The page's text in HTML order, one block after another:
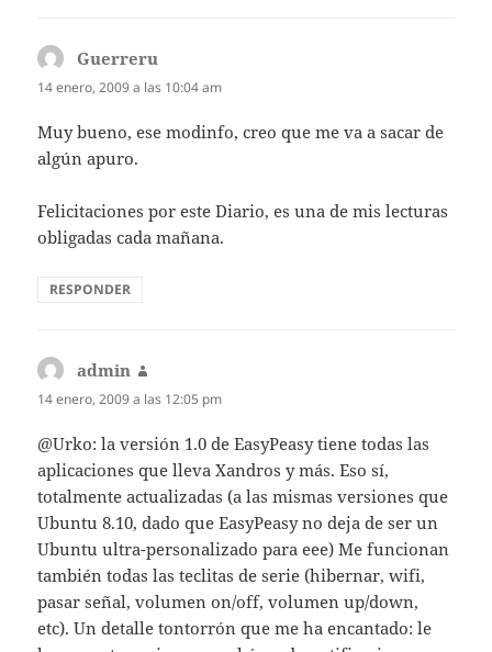
Guerreru
14 enero, 2009 a las 10:04 am
Muy bueno, ese modinfo, creo que me va a sacar de
algún apuro.
Felicitaciones por este Diario, es una de mis lecturas
obligadas cada mañana.
RESPONDER
admin
14 enero, 2009 a las 12:05 pm
@Urko: la versión 1.0 de EasyPeasy tiene todas las
aplicaciones que lleva Xandros y más. Eso sí,
totalmente actualizadas (a las mismas versiones que
Ubuntu 8.10, dado que EasyPeasy no deja de ser un
Ubuntu ultra-personalizado para eee) Me funcionan
también todas las teclitas de serie (hibernar, wifi,
pasar señal, volumen on/off, volumen up/down,
etc). Un detalle tontorrón que me ha encantado: le